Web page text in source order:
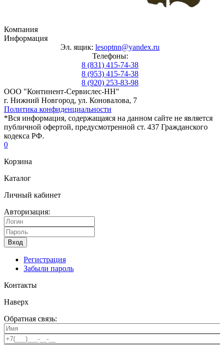
Компания
Информация
Эл. ящик: lesoptnn@yandex.ru
Телефоны:
8 (831) 415-74-38
8 (953) 415-74-38
8 (920) 253-83-98
ООО "Континент-Сервислес-НН"
г. Нижний Новгород, ул. Коновалова, 7
Политика конфиденциальности
*Вся информация, содержащаяся на данном сайте не является
публичной офертой, предусмотренной ст. 437 Гражданского
кодекса РФ.
0
Корзина
Каталог
Личный кабинет
Авторизация:
Вход
Регистрация
Забыли пароль
Контакты
Наверх
Обратная связь: